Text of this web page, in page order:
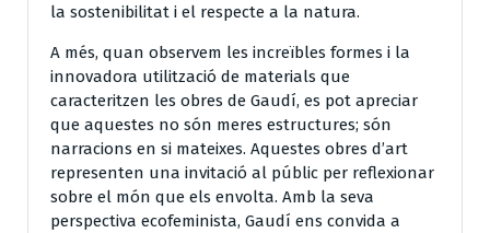
la sostenibilitat i el respecte a la natura.
A més, quan observem les increïbles formes i la
innovadora utilització de materials que
caracteritzen les obres de Gaudí, es pot apreciar
que aquestes no són meres estructures; són
narracions en si mateixes. Aquestes obres d’art
representen una invitació al públic per reflexionar
sobre el món que els envolta. Amb la seva
perspectiva ecofeminista, Gaudí ens convida a